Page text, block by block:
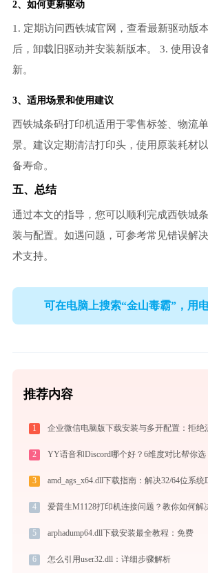
2、如何更新驱动
1. 定期访问西铁城官网，查看最新驱动版
后，卸载旧驱动并安装新版本。 3. 使用设
新。
3、适用场景和使用建议
西铁城条码打印机适用于零售标签、物流
景。建议定期清洁打印头，使用原装耗材
备寿命。
五、总结
通过本文的指导，您可以顺利完成西铁城
装与配置。如遇问题，可参考常见错误解
术支持。
可在电脑上搜索“金山毒霸”，用
推荐内容
1
2 YY语音和Discord哪个好？6维度对比帮你选
3
4 爱普生M1128打印机连接问题？教你如何解
5 arphadump64.dll下载安装最全教程：免费
6 怎么引用user32.dll：详细步骤解析